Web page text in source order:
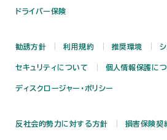
ドライバー保険
勧誘方針 利用規約 推奨環境
セキュリティについて 個人情報保護に
ディスクロージャー・ポリシー
反社会的勢力に対する方針 損害保険契